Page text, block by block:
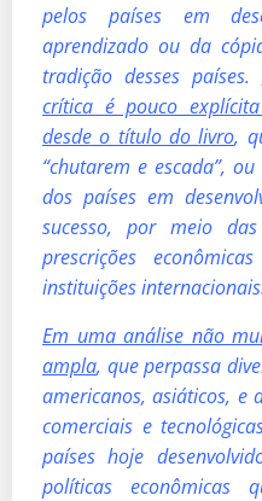
pelos países em
aprendizado ou da
tradição desses países.
crítica é pouco
desde o título do livro,
“chutarem e escada”,
dos países em
sucesso, por meio
prescrições
instituições
Em uma análise não
ampla, que perpassa
americanos, asiáticos, e
comerciais e
países hoje
políticas econômicas